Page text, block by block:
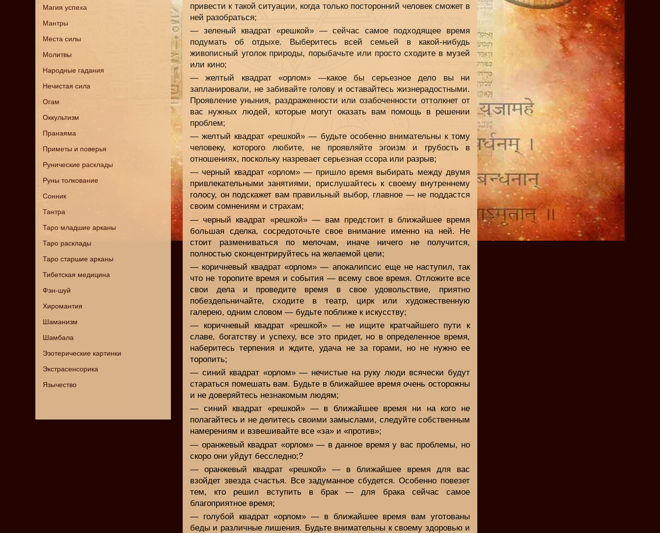
Магия успеха
Мантры
Места силы
Молитвы
Народные гадания
Нечистая сила
Огам
Оккультизм
Пранаяма
Приметы и поверья
Рунические расклады
Руны толкование
Сонник
Тантра
Таро младшие арканы
Таро расклады
Таро старшие арканы
Тибетская медицина
Фэн-шуй
Хиромантия
Шаманизм
Шамбала
Эзотерические картинки
Экстрасенсорика
Язычество
привести к такой ситуации, когда только посторонний человек сможет в
ней разобраться;
— зеленый квадрат «решкой» — сейчас самое подходящее время
подумать об отдыхе. Выберитесь всей семьей в какой-нибудь
живописный уголок природы, порыбачьте или просто сходите в музей
или кино;
— желтый квадрат «орлом» —какое бы серьезное дело вы ни
запланировали, не забивайте голову и оставайтесь жизнерадостными.
Проявление уныния, раздраженности или озабоченности оттолкнет от
вас нужных людей, которые могут оказать вам помощь в решении
проблем;
— желтый квадрат «решкой» — будьте особенно внимательны к тому
человеку, которого любите, не проявляйте эгоизм и грубость в
отношениях, поскольку назревает серьезная ссора или разрыв;
— черный квадрат «орлом» — пришло время выбирать между двумя
привлекательными занятиями, прислушайтесь к своему внутреннему
голосу, он подскажет вам правильный выбор, главное — не поддастся
своим сомнениям и страхам;
— черный квадрат «решкой» — вам предстоит в ближайшее время
большая сделка, сосредоточьте свое внимание именно на ней. Не
стоит размениваться по мелочам, иначе ничего не получится,
полностью сконцентрируйтесь на желаемой цели;
— коричневый квадрат «орлом» — апокалипсис еще не наступил, так
что не торопите время и события — всему свое время. Отложите все
свои дела и проведите время в свое удовольствие, приятно
побездельничайте, сходите в театр, цирк или художественную
галерею, одним словом — будьте поближе к искусству;
— коричневый квадрат «решкой» — не ищите кратчайшего пути к
славе, богатству и успеху, все это придет, но в определенное время,
наберитесь терпения и ждите, удача не за горами, но не нужно ее
торопить;
— синий квадрат «орлом» — нечистые на руку люди всячески будут
стараться помешать вам. Будьте в ближайшее время очень осторожны
и не доверяйтесь незнакомым людям;
— синий квадрат «решкой» — в ближайшее время ни на кого не
полагайтесь и не делитесь своими замыслами, следуйте собственным
намерениям и взвешивайте все «за» и «против»;
— оранжевый квадрат «орлом» — в данное время у вас проблемы, но
скоро они уйдут бесследно;?
— оранжевый квадрат «решкой» — в ближайшее время для вас
взойдет звезда счастья. Все задуманное сбудется. Особенно повезет
тем, кто решил вступить в брак — для брака сейчас самое
благоприятное время;
— голубой квадрат «орлом» — в ближайшее время вам уготованы
беды и различные лишения. Будьте внимательны к своему здоровью и